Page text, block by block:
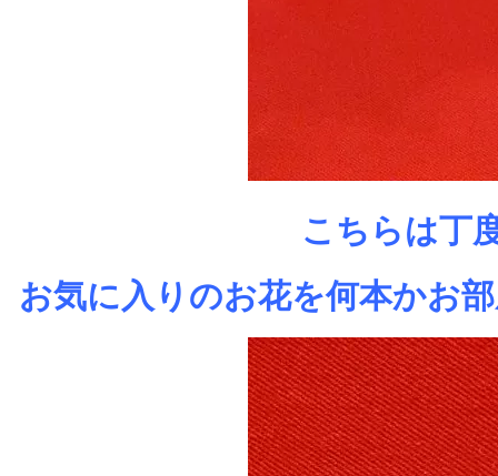
こちらは丁
お気に入りのお花を何本かお